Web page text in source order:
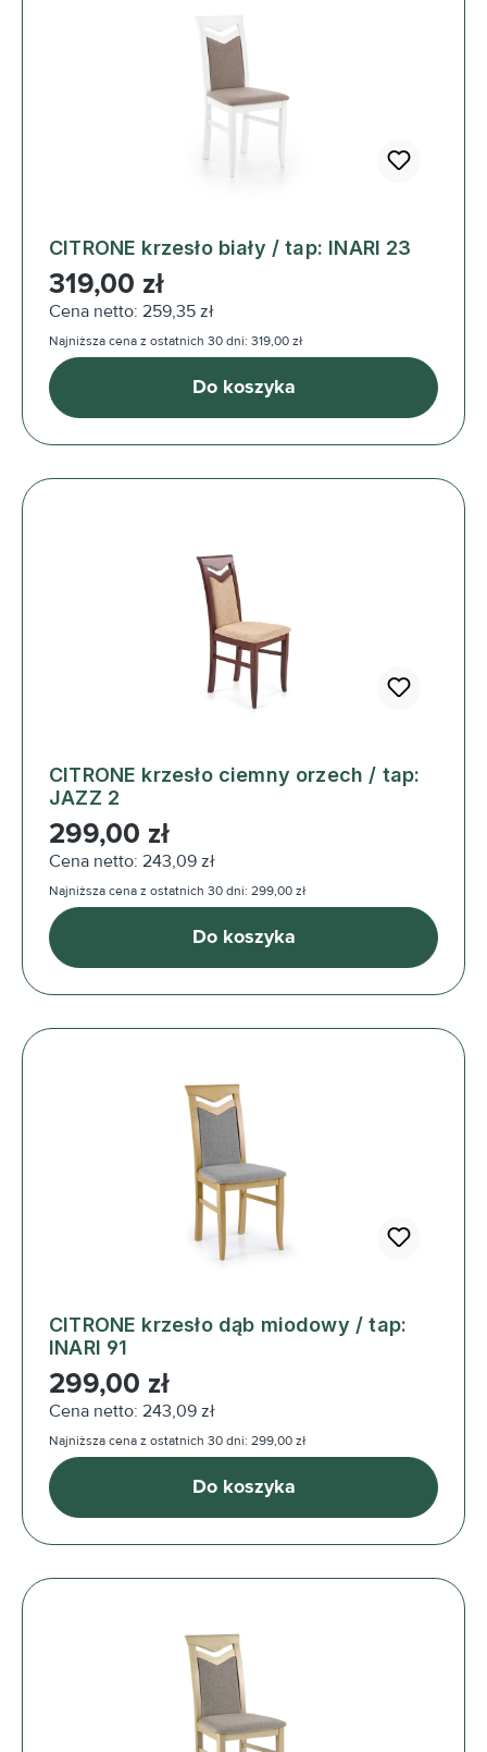
CITRONE krzesło biały / tap: INARI 23
Cena regularna:
319,00 zł
Cena netto: 259,35 zł
Najniższa cena z ostatnich 30 dni: 319,00 zł
Do koszyka
CITRONE krzesło ciemny orzech / tap:
JAZZ 2
Cena regularna:
299,00 zł
Cena netto: 243,09 zł
Najniższa cena z ostatnich 30 dni: 299,00 zł
Do koszyka
CITRONE krzesło dąb miodowy / tap:
INARI 91
Cena regularna:
299,00 zł
Cena netto: 243,09 zł
Najniższa cena z ostatnich 30 dni: 299,00 zł
Do koszyka